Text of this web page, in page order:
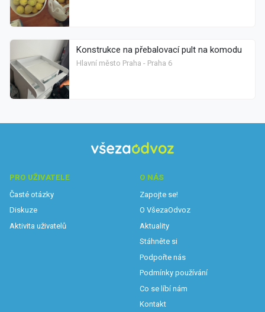
Konstrukce na přebalovací pult na komodu
Hlavní město Praha - Praha 6
PRO UŽIVATELE
Časté otázky
Diskuze
Aktivita uživatelů
O NÁS
Zapojte se!
O VšezaOdvoz
Aktuality
Stáhněte si
Podpořte nás
Podmínky používání
Co se líbí nám
Kontakt